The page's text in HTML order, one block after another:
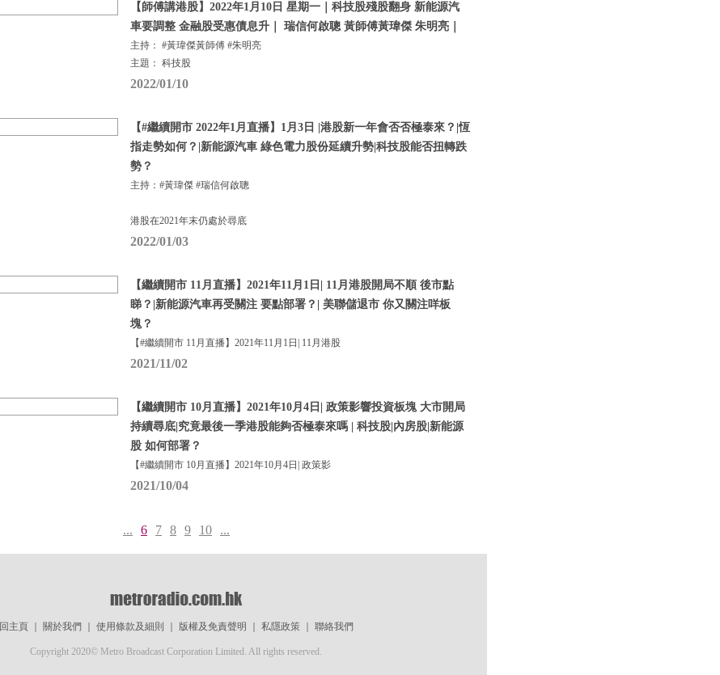
【師傅講港股】2022年1月10日 星期一｜科技股殘股翻身 新能源汽
車要調整 金融股受惠債息升｜ 瑞信何啟聰 黃師傅黃瑋傑 朱明亮｜
主持： #黃瑋傑黃師傅 #朱明亮
主題： 科技股
2022/01/10
【#繼續開市 2022年1月直播】1月3日 |港股新一年會否否極泰來？|恆
指走勢如何？|新能源汽車 綠色電力股份延續升勢|科技股能否扭轉跌
勢？
主持：#黃瑋傑 #瑞信何啟聰
港股在2021年末仍處於尋底
2022/01/03
【繼續開市 11月直播】2021年11月1日| 11月港股開局不順 後市點
睇？|新能源汽車再受關注 要點部署？| 美聯儲退市 你又關注咩板
塊？
【#繼續開市 11月直播】2021年11月1日| 11月港股
2021/11/02
【繼續開市 10月直播】2021年10月4日| 政策影響投資板塊 大市開局
持續尋底|究竟最後一季港股能夠否極泰來嗎 | 科技股|內房股|新能源
股 如何部署？
【#繼續開市 10月直播】2021年10月4日| 政策影
2021/10/04
... 6 7 8 9 10 ...
回主頁｜ 關於我們 使用條款及細則 版權及免責聲明 私隱政策｜ 聯絡我們
Copyright 2020© Metro Broadcast Corporation Limited. All rights reserved.